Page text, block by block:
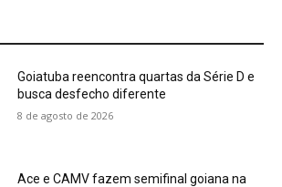
Goiatuba reencontra quartas da Série D e
busca desfecho diferente
8 de agosto de 2026
Ace e CAMV fazem semifinal goiana na